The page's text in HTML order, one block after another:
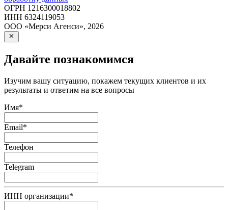
ОГРН 1216300018802
ИНН 6324119053
ООО «Мерси Агенси», 2026
Давайте познакомимся
Изучим вашу ситуацию, покажем текущих клиентов и их
результаты и ответим на все вопросы
Имя*
Email*
Телефон
Telegram
ИНН организации*